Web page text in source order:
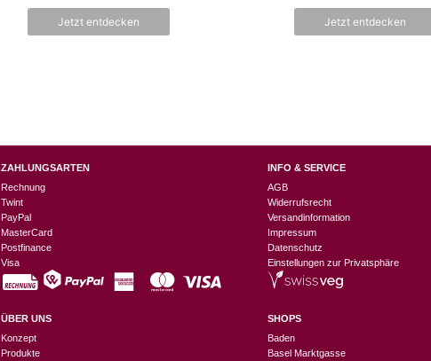
5
Jetzt entdecken Jetzt entdecken
ZAHLUNGSARTEN
Rechnung
Twint
PayPal
MasterCard
Postfinance
Visa
ÜBER UNS
Konzept
Produkte
INFO & SERVICE
AGB
Widerrufsrecht
Versandinformation
Impressum
Datenschutz
Einstellungen zur Privatsphäre
SHOPS
Baden
Basel Marktgasse